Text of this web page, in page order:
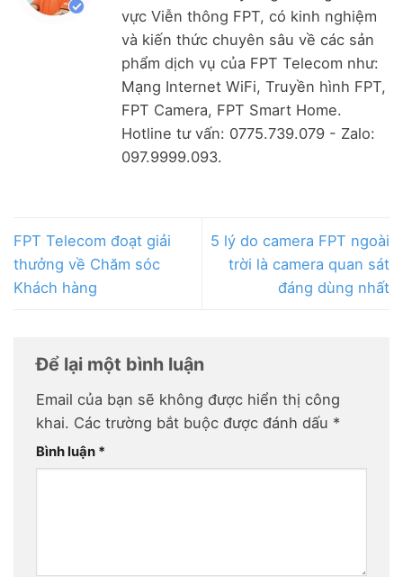
vực Viễn thông FPT, có kinh nghiệm
và kiến thức chuyên sâu về các sản
phẩm dịch vụ của FPT Telecom như:
Mạng Internet WiFi, Truyền hình FPT,
FPT Camera, FPT Smart Home.
Hotline tư vấn: 0775.739.079 - Zalo:
097.9999.093.
FPT Telecom đoạt giải
thưởng về Chăm sóc
Khách hàng
5 lý do camera FPT ngoài
trời là camera quan sát
đáng dùng nhất
Để lại một bình luận
Email của bạn sẽ không được hiển thị công
khai. Các trường bắt buộc được đánh dấu *
Bình luận *